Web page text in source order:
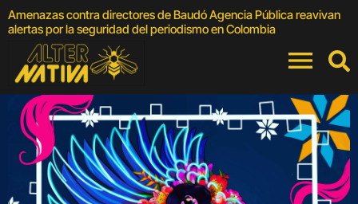
Amenazas contra directores de Baudó Agencia Pública reavivan
alertas por la seguridad del periodismo en Colombia